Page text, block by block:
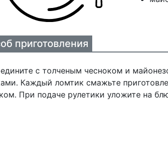
приготовления
с толченым чесноком и
Каждый ломтик смажьте
При подаче рулетики уложите на